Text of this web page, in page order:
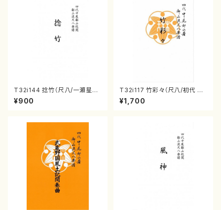
T32i144 捻竹（尺八/一瀬星山/
尺八/都山式譜）都山流公刊楽譜
曲番:593
¥900
T32i117 竹彩々（尺八/初代 山
本邦山/尺八/都山式譜）都山流
公刊楽譜曲番:566
¥1,700